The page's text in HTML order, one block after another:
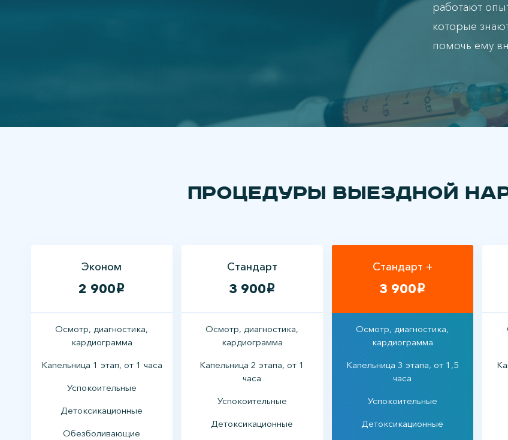
работают
которые
помочь ему
Процедуры выездной
Эконом
2 900i
Осмотр, диагностика,
кардиограмма
Капельница 1 этап, от 1 часа
Успокоительные
Детоксикационные
Обезболивающие
Стандарт
3 900i
Осмотр, диагностика,
кардиограмма
Капельница 2 этапа, от 1
часа
Успокоительные
Детоксикационные
Стандарт +
3 900i
Осмотр, диагностика,
кардиограмма
Капельница 3 этапа, от 1,5
часа
Успокоительные
Детоксикационные